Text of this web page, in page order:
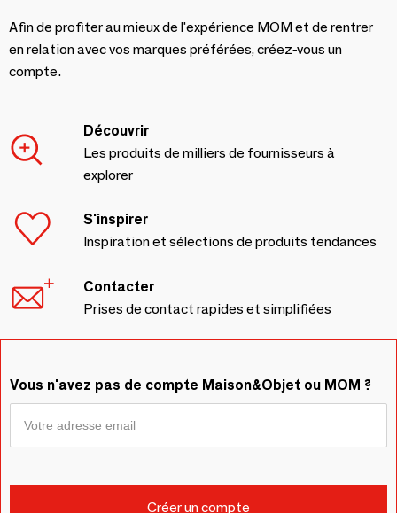
Afin de profiter au mieux de l'expérience MOM et de rentrer
en relation avec vos marques préférées, créez-vous un
compte.
Découvrir
Les produits de milliers de fournisseurs à
explorer
S'inspirer
Inspiration et sélections de produits tendances
Contacter
Prises de contact rapides et simplifiées
Vous n'avez pas de compte Maison&Objet ou MOM ?